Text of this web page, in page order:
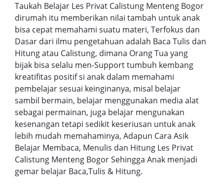
Taukah Belajar Les Privat Calistung Menteng Bogor
dirumah itu memberikan nilai tambah untuk anak
bisa cepat memahami suatu materi, Terfokus dan
Dasar dari ilmu pengetahuan adalah Baca Tulis dan
Hitung atau Calistung, dimana Orang Tua yang
bijak bisa selalu men-Support tumbuh kembang
kreatifitas positif si anak dalam memahami
pembelajar sesuai keinginanya, misal belajar
sambil bermain, belajar menggunakan media alat
sebagai permainan, juga belajar mengunakan
kesenangan tetapi sedikit keseriusan untuk anak
lebih mudah memahaminya, Adapun Cara Asik
Belajar Membaca, Menulis dan Hitung Les Privat
Calistung Menteng Bogor Sehingga Anak menjadi
gemar belajar Baca,Tulis & Hitung.